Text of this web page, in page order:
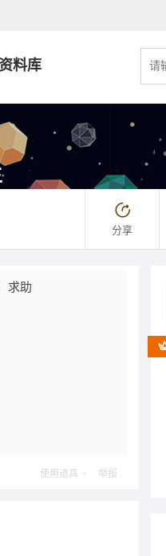
料库
分享
求助
使用道具 举报